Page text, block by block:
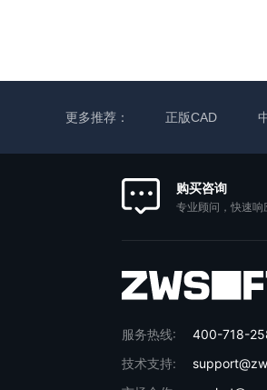
更多推荐： 正版CAD
购买咨询
专业顾问，快速响
服务热线:
400-718-
技术支持: